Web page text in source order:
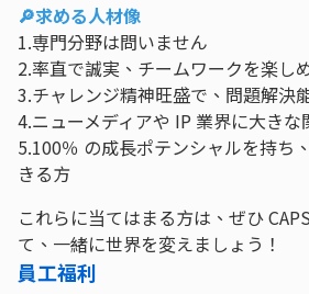
🔎求める人材像
1.専門分野は問いません
2.率直で誠実、チームワークを楽し
3.チャレンジ精神旺盛で、問題解決
4.ニューメディアや IP 業界に大き
5.100％ の成長ポテンシャルを持ち
きる方
これらに当てはまる方は、ぜひ
て、一緒に世界を変えましょう！
員工福利